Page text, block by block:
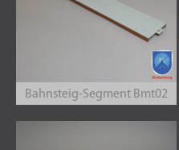
Bahnsteig-Segment Bmt02